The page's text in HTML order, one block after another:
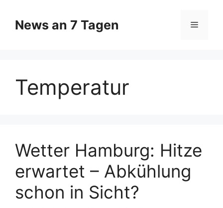
Inhalt
springen
News an 7 Tagen Menü
Temperatur
Wetter Hamburg: Hitze
erwartet – Abkühlung
schon in Sicht?